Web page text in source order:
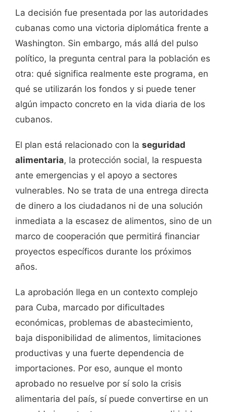
La decisión fue presentada por las autoridades
cubanas como una victoria diplomática frente a
Washington. Sin embargo, más allá del pulso
político, la pregunta central para la población es
otra: qué significa realmente este programa, en
qué se utilizarán los fondos y si puede tener
algún impacto concreto en la vida diaria de los
cubanos.
El plan está relacionado con la seguridad
alimentaria, la protección social, la respuesta
ante emergencias y el apoyo a sectores
vulnerables. No se trata de una entrega directa
de dinero a los ciudadanos ni de una solución
inmediata a la escasez de alimentos, sino de un
marco de cooperación que permitirá financiar
proyectos específicos durante los próximos
años.
La aprobación llega en un contexto complejo
para Cuba, marcado por dificultades
económicas, problemas de abastecimiento,
baja disponibilidad de alimentos, limitaciones
productivas y una fuerte dependencia de
importaciones. Por eso, aunque el monto
aprobado no resuelve por sí solo la crisis
alimentaria del país, sí puede convertirse en un